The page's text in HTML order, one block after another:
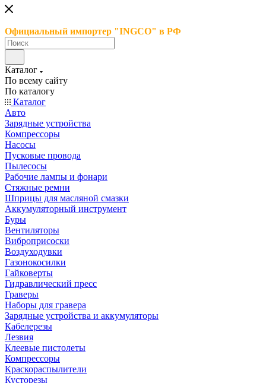
Официальный импортер "INGCO" в РФ
Каталог
По всему сайту
По каталогу
Каталог
Авто
Зарядные устройства
Компрессоры
Насосы
Пусковые провода
Пылесосы
Рабочие лампы и фонари
Стяжные ремни
Шприцы для масляной смазки
Аккумуляторный инструмент
Буры
Вентиляторы
Виброприсоски
Воздуходувки
Газонокосилки
Гайковерты
Гидравлический пресс
Граверы
Наборы для гравера
Зарядные устройства и аккумуляторы
Кабелерезы
Лезвия
Клеевые пистолеты
Компрессоры
Краскораспылители
Кусторезы